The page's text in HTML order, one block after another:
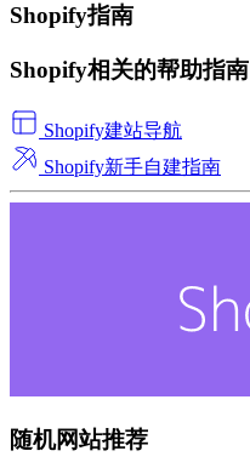
Shopify指南
Shopify相关的帮助指南
Shopify建站导航
Shopify新手自建指南
随机网站推荐